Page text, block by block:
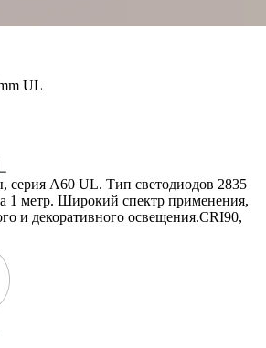
UL
серия А60 UL. Тип светодиодов 2835
1 метр. Широкий спектр применения,
и декоративного освещения.CRI90,